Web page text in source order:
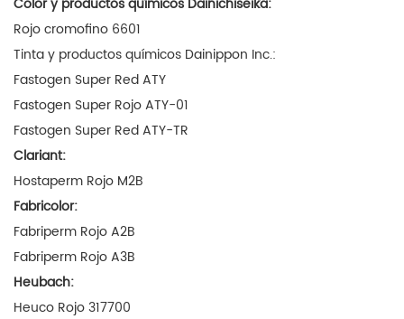
Rojo cromofino 6601
Tinta y productos químicos Dainippon Inc.:
Fastogen Super Red ATY
Fastogen Super Rojo ATY-01
Fastogen Super Red ATY-TR
Clariant:
Hostaperm Rojo M2B
Fabricolor:
Fabriperm Rojo A2B
Fabriperm Rojo A3B
Heubach:
Heuco Rojo 317700